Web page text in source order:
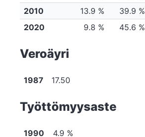
2010
13.9 % 39.9 %
2020
9.8 % 45.6 %
Veroäyri
1987 17.50
Työttömyysaste
1990
4.9 %